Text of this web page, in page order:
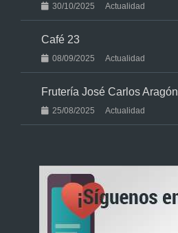
30/10/2025 Actualidad
Café 23
08/09/2025 Actualidad
Frutería José Carlos Aragón
25/08/2025 Actualidad